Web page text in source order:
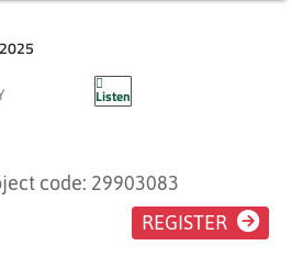
Listen
Y EL
code: 29903083
REGISTER